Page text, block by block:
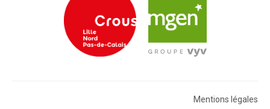
Mentions légales